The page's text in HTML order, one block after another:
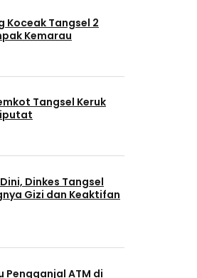
Koceak Tangsel 2
Kemarau
Tangsel Keruk
Dinkes Tangsel
Gizi dan Keaktifan
Pengganjal ATM di